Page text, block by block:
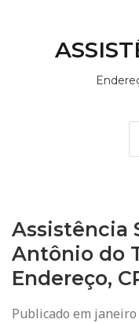
Assistência
Antônio do
Endereço,
Publicado em janeiro